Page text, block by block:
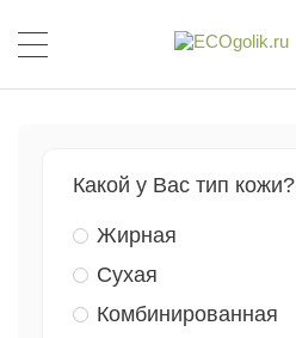
Какой у Вас тип кожи?
Жирная
Сухая
Комбинированная